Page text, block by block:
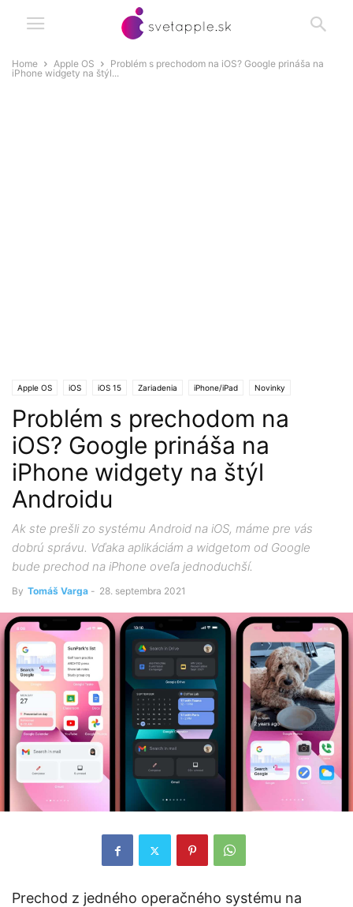
Home Apple OS
Problém s prechodom na iOS? Google prináša na
iPhone widgety na štýl...
Apple OS iOS iOS 15 Zariadenia iPhone/iPad Novinky
Problém s prechodom na
iOS? Google prináša na
iPhone widgety na štýl
Androidu
Ak ste prešli zo systému Android na iOS, máme pre vás
dobrú správu. Vďaka aplikáciám a widgetom od Google
bude prechod na iPhone oveľa jednoduchší.
By Tomáš Varga - 28. septembra 2021
Prechod z jedného operačného systému na